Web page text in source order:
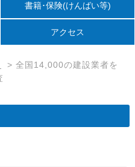
書籍･保険(けんばい等)
アクセス
> 全国14,000の建設業者を